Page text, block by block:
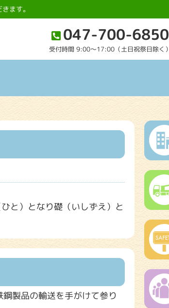
ます。
047-700-6850
受付時間 9:00〜17:00（土日祝祭日除く）
と）となり礎（いしずえ）と
製品の輸送を手がけて参り